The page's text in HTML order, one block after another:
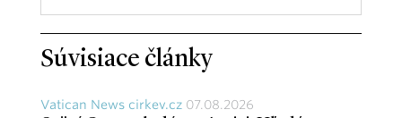
Súvisiace články
Vatican News cirkev.cz 07.08.2026